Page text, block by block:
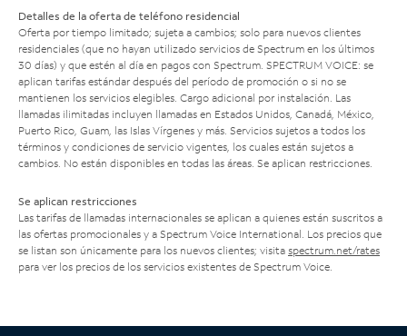
Detalles de la oferta de teléfono residencial
Oferta por tiempo limitado; sujeta a cambios; solo para nuevos clientes
residenciales (que no hayan utilizado servicios de Spectrum en los últimos
30 días) y que estén al día en pagos con Spectrum. SPECTRUM VOICE: se
aplican tarifas estándar después del período de promoción o si no se
mantienen los servicios elegibles. Cargo adicional por instalación. Las
llamadas ilimitadas incluyen llamadas en Estados Unidos, Canadá, México,
Puerto Rico, Guam, las Islas Vírgenes y más. Servicios sujetos a todos los
términos y condiciones de servicio vigentes, los cuales están sujetos a
cambios. No están disponibles en todas las áreas. Se aplican restricciones.
Se aplican restricciones
Las tarifas de llamadas internacionales se aplican a quienes están suscritos a
las ofertas promocionales y a Spectrum Voice International. Los precios que
se listan son únicamente para los nuevos clientes; visita spectrum.net/rates
para ver los precios de los servicios existentes de Spectrum Voice.